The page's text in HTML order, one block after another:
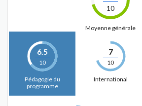
10
Moyenne générale
6.5
10
Pédagogie du
programme
7
10
International